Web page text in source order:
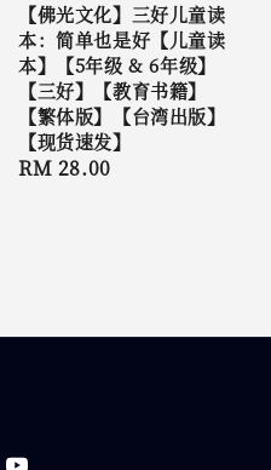
【佛光文化】三好儿童读
本：简单也是好【儿童读
本】【5年级 & 6年级】
【三好】【教育书籍】
【繁体版】【台湾出版】
【现货速发】
Regular
RM 28.00